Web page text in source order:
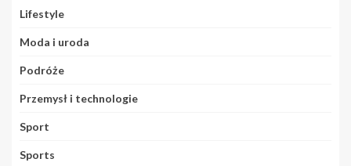
Lifestyle
Moda i uroda
Podróże
Przemysł i technologie
Sport
Sports